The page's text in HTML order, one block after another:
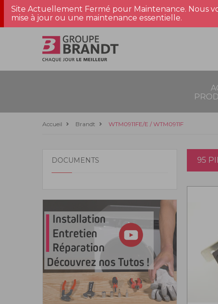
Site Actuellement Fermé pour Maintenance. Nous
mise à jour ou une maintenance essentielle.
Accueil Brandt WTM0911FE/E / WTM0911F
DOCUMENTS 95